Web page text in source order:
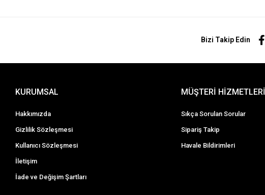
Bizi Takip Edin
KURUMSAL
Hakkımızda
Gizlilik Sözleşmesi
Kullanıcı Sözleşmesi
İletişim
İade ve Değişim Şartları
MÜŞTERİ HİZMETLERİ
Sıkça Sorulan Sorular
Sipariş Takip
Havale Bildirimleri